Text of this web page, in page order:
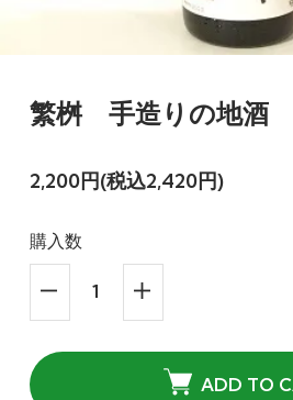
繁桝 手造りの地酒
2,200円(税込2,420円)
購入数
ADD TO